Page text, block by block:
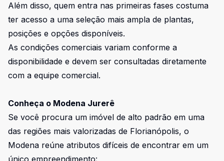
Além disso, quem entra nas primeiras fases costuma
ter acesso a uma seleção mais ampla de plantas,
posições e opções disponíveis.
As condições comerciais variam conforme a
disponibilidade e devem ser consultadas diretamente
com a equipe comercial.
Conheça o Modena Jurerê
Se você procura um imóvel de alto padrão em uma
das regiões mais valorizadas de Florianópolis, o
Modena reúne atributos difíceis de encontrar em um
único empreendimento: